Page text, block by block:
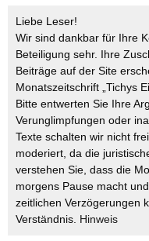
Liebe Leser!
Wir sind dankbar für Ihre
Beteiligung sehr. Ihre
Beiträge auf der Site
Monatszeitschrift „Tichys
Bitte entwerten Sie Ihre
Verunglimpfungen oder
Texte schalten wir nicht
moderiert, da die
verstehen Sie, dass die
morgens Pause macht
zeitlichen Verzögerungen
Verständnis. Hinweis